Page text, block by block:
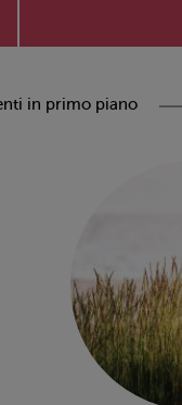
in primo piano